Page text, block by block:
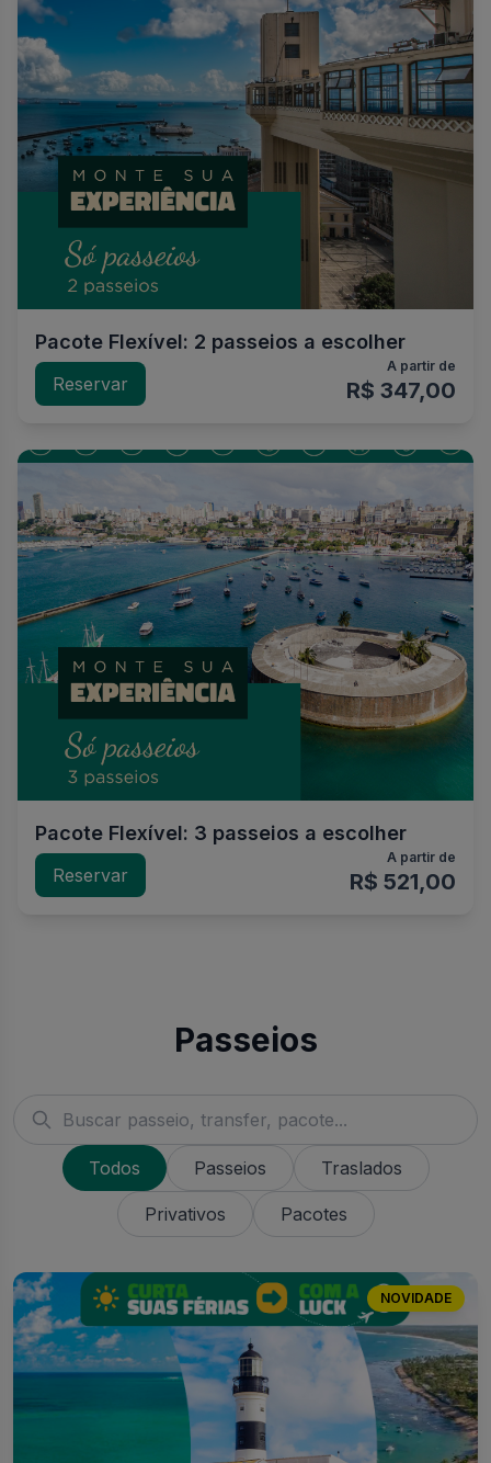
Pacote Flexível: 2 passeios a escolher
Reservar
A partir de
R$ 347,00
Pacote Flexível: 3 passeios a escolher
Reservar
A partir de
R$ 521,00
Passeios
Todos Passeios Traslados
Privativos Pacotes
NOVIDADE